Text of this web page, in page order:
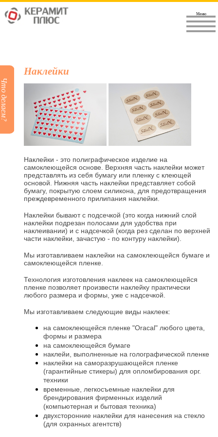
Меню
Что делаем?
Наклейки
Наклейки - это полиграфическое изделие на
самоклеющейся основе. Верхняя часть наклейки может
представлять из себя бумагу или пленку с клеющей
основой. Нижняя часть наклейки представляет собой
бумагу, покрытую слоем силикона, для предотвращения
преждевременного прилипания наклейки.
Наклейки бывают с подсечкой (это когда нижний слой
наклейки подрезан полосами для удобства при
наклеивании) и с надсечкой (когда рез сделан по верхней
части наклейки, зачастую - по контуру наклейки).
Мы изготавливаем наклейки на самоклеющейся бумаге и
самоклеющейся пленке.
Технология изготовления наклеек на самоклеющейся
пленке позволяет произвести наклейку практически
любого размера и формы, уже с надсечкой.
Мы изготавливаем следующие виды наклеек:
на самоклеющейся пленке "Oracal" любого цвета,
формы и размера
на самоклеющейся бумаге
наклейи, выполненные на голографической пленке
наклейки на саморазрушающейся пленке
(гарантийные стикеры) для опломбирования орг.
техники
временные, легкосъемные наклейки для
брендирования фирменных изделий
(компьютерная и бытовая техника)
двухсторонние наклейки для нанесения на стекло
(для охранных агентств)